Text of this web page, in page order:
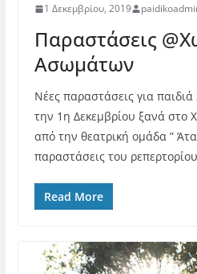
1 Δεκεμβρίου, 2019
Παραστάσεις
Ασωμάτων
Νέες παραστάσεις για
την 1η Δεκεμβρίου ξανά
από την θεατρική ομάδα ”
παραστάσεις του ρεπερτορίου
Read More